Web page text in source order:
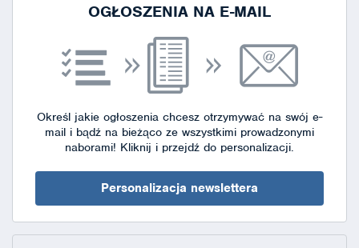
OGŁOSZENIA NA E-MAIL
Określ jakie ogłoszenia chcesz otrzymywać na swój e-
mail i bądź na bieżąco ze wszystkimi prowadzonymi
naborami! Kliknij i przejdź do personalizacji.
Personalizacja newslettera